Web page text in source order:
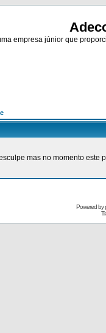
empresa júnior que
mas no momento este
Powered by